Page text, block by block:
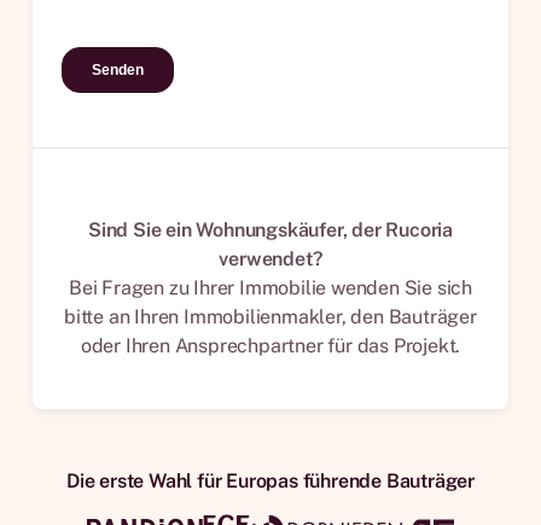
Sind Sie ein Wohnungskäufer, der Rucoria
verwendet?
Bei Fragen zu Ihrer Immobilie wenden Sie sich
bitte an Ihren Immobilienmakler, den Bauträger
oder Ihren Ansprechpartner für das Projekt.
Die erste Wahl für Europas führende Bauträger